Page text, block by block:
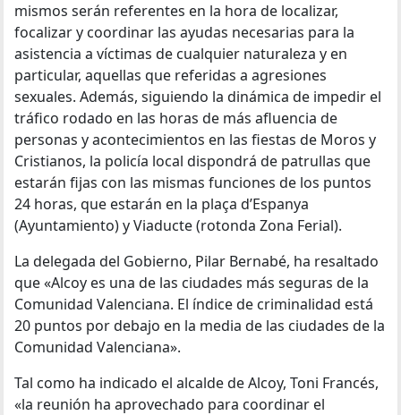
mismos serán referentes en la hora de localizar,
focalizar y coordinar las ayudas necesarias para la
asistencia a víctimas de cualquier naturaleza y en
particular, aquellas que referidas a agresiones
sexuales. Además, siguiendo la dinámica de impedir el
tráfico rodado en las horas de más afluencia de
personas y acontecimientos en las fiestas de Moros y
Cristianos, la policía local dispondrá de patrullas que
estarán fijas con las mismas funciones de los puntos
24 horas, que estarán en la plaça d’Espanya
(Ayuntamiento) y Viaducte (rotonda Zona Ferial).
La delegada del Gobierno, Pilar Bernabé, ha resaltado
que «Alcoy es una de las ciudades más seguras de la
Comunidad Valenciana. El índice de criminalidad está
20 puntos por debajo en la media de las ciudades de la
Comunidad Valenciana».
Tal como ha indicado el alcalde de Alcoy, Toni Francés,
«la reunión ha aprovechado para coordinar el